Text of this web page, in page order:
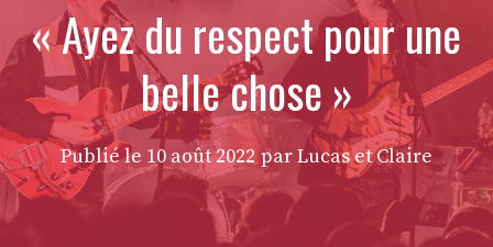
« Ayez du respect pour une
belle chose »
Publié le 10 août 2022 par Lucas et Claire